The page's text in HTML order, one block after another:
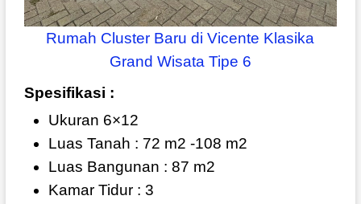
Rumah Cluster Baru di Vicente Klasika
Grand Wisata Tipe 6
Spesifikasi :
Ukuran 6×12
Luas Tanah : 72 m2 -108 m2
Luas Bangunan : 87 m2
Kamar Tidur : 3